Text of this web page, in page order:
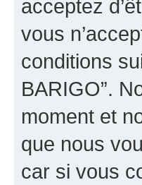
acceptez
vous
conditions
BARIGO”.
moment et
que nous
car si vous